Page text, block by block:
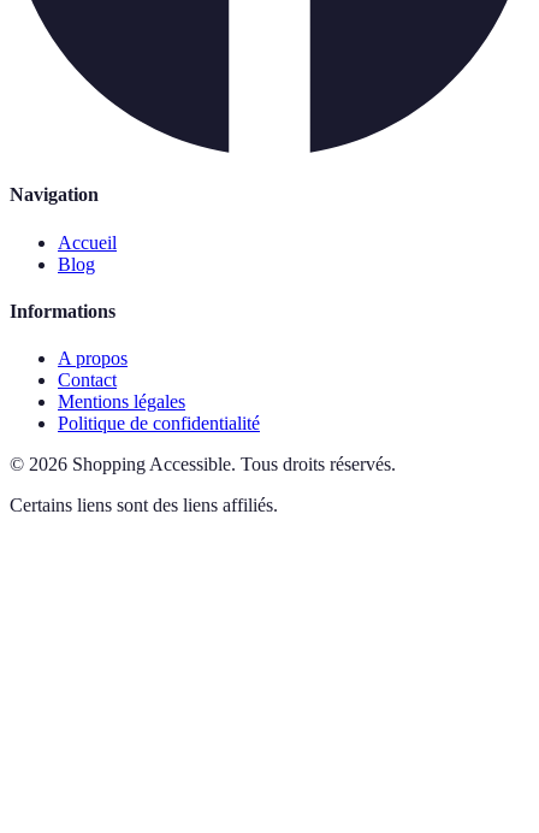
Navigation
Accueil
Blog
Informations
A propos
Contact
Mentions légales
Politique de confidentialité
© 2026 Shopping Accessible. Tous droits réservés.
Certains liens sont des liens affiliés.